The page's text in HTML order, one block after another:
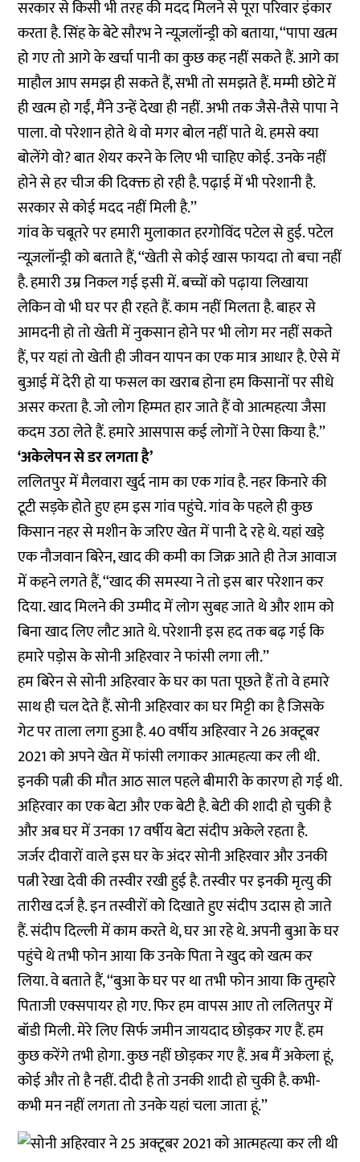
सरकार से किसी भी तरह की मदद मिलने से पूरा परिवार इंकार
करता है. सिंह के बेटे सौरभ ने न्यूज़लॉन्ड्री को बताया, ‘‘पापा खत्म
हो गए तो आगे के खर्चा पानी का कुछ कह नहीं सकते हैं. आगे का
माहौल आप समझ ही सकते हैं, सभी तो समझते हैं. मम्मी छोटे में
ही खत्म हो गईं, मैंने उन्हें देखा ही नहीं. अभी तक जैसे-तैसे पापा ने
पाला. वो परेशान होते थे वो मगर बोल नहीं पाते थे. हमसे क्या
बोलेंगे वो? बात शेयर करने के लिए भी चाहिए कोई. उनके नहीं
होने से हर चीज की दिक्क्त हो रही है. पढ़ाई में भी परेशानी है.
सरकार से कोई मदद नहीं मिली है.’’
गांव के चबूतरे पर हमारी मुलाकात हरगोविंद पटेल से हुई. पटेल
न्यूज़लॉन्ड्री को बताते हैं, ‘‘खेती से कोई खास फायदा तो बचा नहीं
है. हमारी उम्र निकल गई इसी में. बच्चों को पढ़ाया लिखाया
लेकिन वो भी घर पर ही रहते हैं. काम नहीं मिलता है. बाहर से
आमदनी हो तो खेती में नुकसान होने पर भी लोग मर नहीं सकते
हैं, पर यहां तो खेती ही जीवन यापन का एक मात्र आधार है. ऐसे में
बुआई में देरी हो या फसल का खराब होना हम किसानों पर सीधे
असर करता है. जो लोग हिम्मत हार जाते हैं वो आत्महत्या जैसा
कदम उठा लेते हैं. हमारे आसपास कई लोगों ने ऐसा किया है.’’
‘अकेलेपन से डर लगता है’
ललितपुर में मैलवारा खुर्द नाम का एक गांव है. नहर किनारे की
टूटी सड़के होते हुए हम इस गांव पहुंचे. गांव के पहले ही कुछ
किसान नहर से मशीन के जरिए खेत में पानी दे रहे थे. यहां खड़े
एक नौजवान बिरेन, खाद की कमी का जिक्र आते ही तेज आवाज
में कहने लगते हैं, ‘‘खाद की समस्या ने तो इस बार परेशान कर
दिया. खाद मिलने की उम्मीद में लोग सुबह जाते थे और शाम को
बिना खाद लिए लौट आते थे. परेशानी इस हद तक बढ़ गई कि
हमारे पड़ोस के सोनी अहिरवार ने फांसी लगा ली.’’
हम बिरेन से सोनी अहिरवार के घर का पता पूछते हैं तो वे हमारे
साथ ही चल देते हैं. सोनी अहिरवार का घर मिट्टी का है जिसके
गेट पर ताला लगा हुआ है. 40 वर्षीय अहिरवार ने 26 अक्टूबर
2021 को अपने खेत में फांसी लगाकर आत्महत्या कर ली थी.
इनकी पत्नी की मौत आठ साल पहले बीमारी के कारण हो गई थी.
अहिरवार का एक बेटा और एक बेटी है. बेटी की शादी हो चुकी है
और अब घर में उनका 17 वर्षीय बेटा संदीप अकेले रहता है.
जर्जर दीवारों वाले इस घर के अंदर सोनी अहिरवार और उनकी
पत्नी रेखा देवी की तस्वीर रखी हुई है. तस्वीर पर इनकी मृत्यु की
तारीख दर्ज है. इन तस्वीरों को दिखाते हुए संदीप उदास हो जाते
हैं. संदीप दिल्ली में काम करते थे, घर आ रहे थे. अपनी बुआ के घर
पहुंचे थे तभी फोन आया कि उनके पिता ने खुद को खत्म कर
लिया. वे बताते हैं, ‘‘बुआ के घर पर था तभी फोन आया कि तुम्हारे
पिताजी एक्सपायर हो गए. फिर हम वापस आए तो ललितपुर में
बॉडी मिली. मेरे लिए सिर्फ जमीन जायदाद छोड़कर गए हैं. हम
कुछ करेंगे तभी होगा. कुछ नहीं छोड़कर गए हैं. अब मैं अकेला हूं,
कोई और तो है नहीं. दीदी है तो उनकी शादी हो चुकी है. कभी-
कभी मन नहीं लगता तो उनके यहां चला जाता हूं.’’